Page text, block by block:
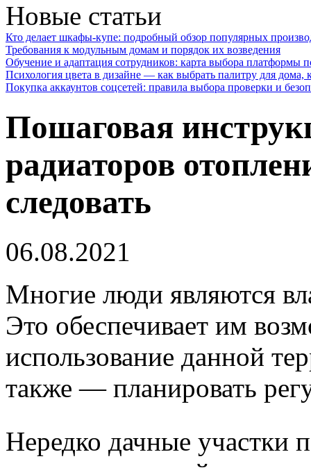
Новые статьи
Кто делает шкафы-купе: подробный обзор популярных
Требования к модульным домам и порядок их возведения
Обучение и адаптация сотрудников: карта выбора платформы
Психология цвета в дизайне — как выбрать палитру для дома,
Покупка аккаунтов соцсетей: правила выбора проверки и
Пошаговая
радиаторов
следовать
06.08.2021
Многие люди являются
Это обеспечивает им
использование данной
также — планировать
Нередко дачные участки